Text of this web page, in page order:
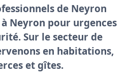
de Neyron
Neyron pour urgences
Sur le secteur de
en habitations,
et gîtes.